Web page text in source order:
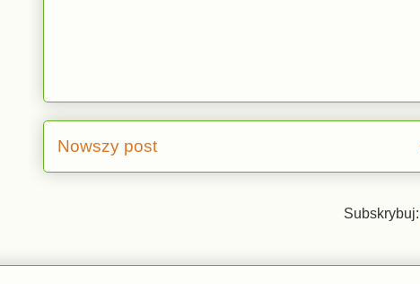
Nowszy post
Subskrybuj: